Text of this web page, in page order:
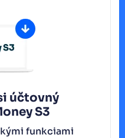
účtovný
S3
funkciami